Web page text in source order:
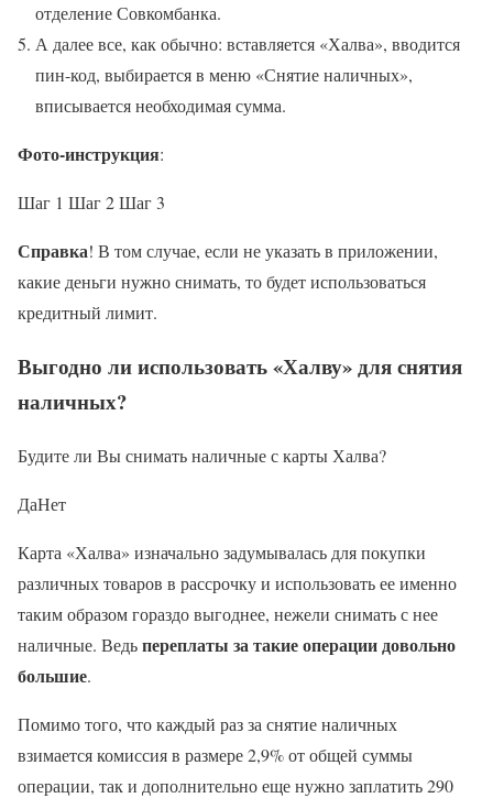
отделение Совкомбанка.
А далее все, как обычно: вставляется «Халва», вводится
пин-код, выбирается в меню «Снятие наличных»,
вписывается необходимая сумма.
Фото-инструкция:
Шаг 1 Шаг 2 Шаг 3
Справка! В том случае, если не указать в приложении,
какие деньги нужно снимать, то будет использоваться
кредитный лимит.
Выгодно ли использовать «Халву» для снятия
наличных?
Будите ли Вы снимать наличные с карты Халва?
ДаНет
Карта «Халва» изначально задумывалась для покупки
различных товаров в рассрочку и использовать ее именно
таким образом гораздо выгоднее, нежели снимать с нее
наличные. Ведьпереплаты за такие операции довольно
большие.
Помимо того, что каждый раз за снятие наличных
взимается комиссия в размере 2,9% от общей суммы
операции, так и дополнительно еще нужно заплатить 290